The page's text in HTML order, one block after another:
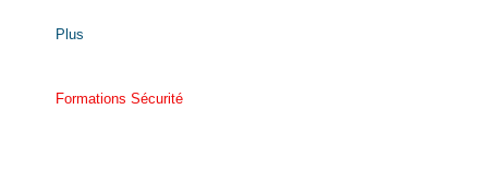
Plus
Formations Sécurité